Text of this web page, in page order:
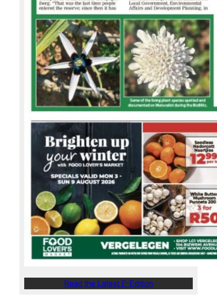
Read the Latest E-Edition